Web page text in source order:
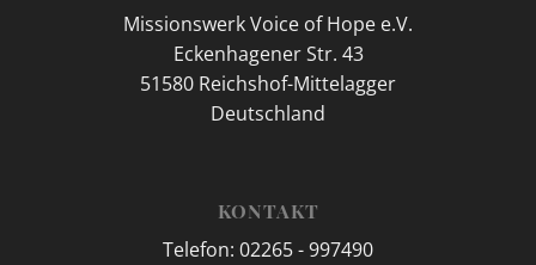
Missionswerk Voice of Hope e.V.
Eckenhagener Str. 43
51580 Reichshof-Mittelagger
Deutschland
KONTAKT
Telefon: 02265 - 997490